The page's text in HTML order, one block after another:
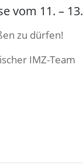
vom 11. –
zu dürfen!
IMZ-Team